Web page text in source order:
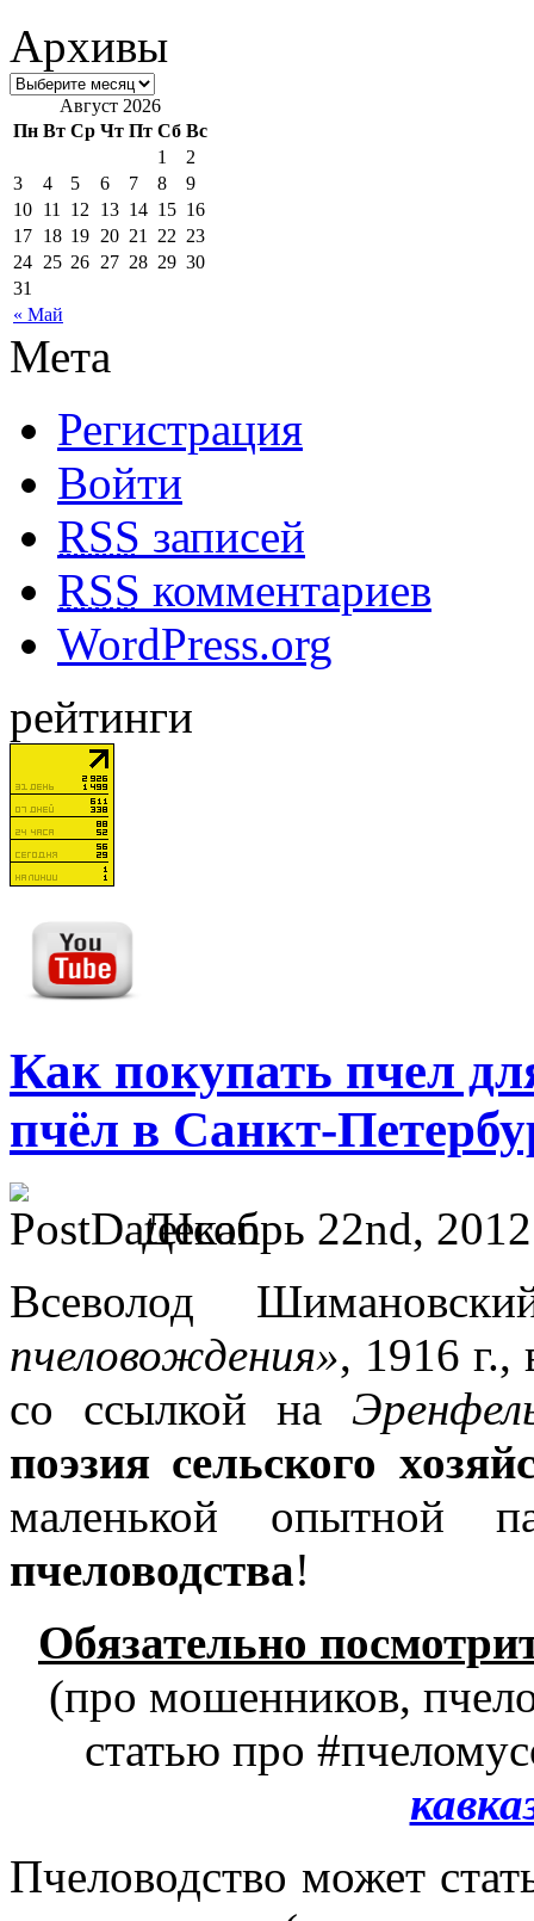
Архивы
Август 2026
Пн Вт Ср Чт Пт Сб Вс
« Май
1
2
3
4 5 6 7 8
9
10 11 12 13 14 15 16
17 18 19 20 21 22 23
24 25 26 27 28 29 30
31
Мета
Регистрация
Войти
RSS записей
RSS комментариев
WordPress.org
рейтинги
Как покупать пчел
пчёл в Санкт-
Декабрь 22nd,
Всеволод
пчеловождения», 1916 г.,
со ссылкой на
поэзия сельского
маленькой опытной
пчеловодства!
Обязательно
(про мошенников,
статью про
Пчеловодство может